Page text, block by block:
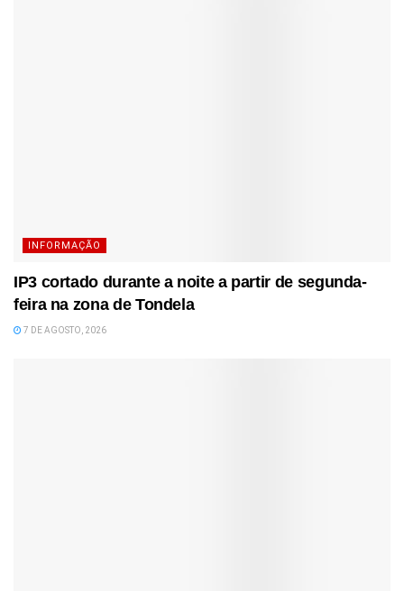
INFORMAÇÃO
IP3 cortado durante a noite a partir de segunda-
feira na zona de Tondela
7 DE AGOSTO, 2026